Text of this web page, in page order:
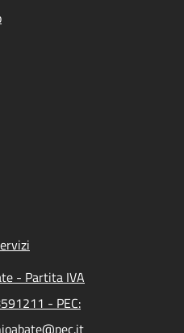
- Partita IVA
- PEC: